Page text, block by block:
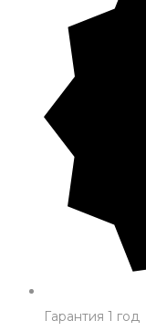
Гарантия 1 год